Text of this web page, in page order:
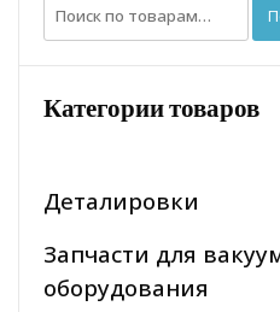
Искать:
Категории товаров
Деталировки
Запчасти для
оборудования